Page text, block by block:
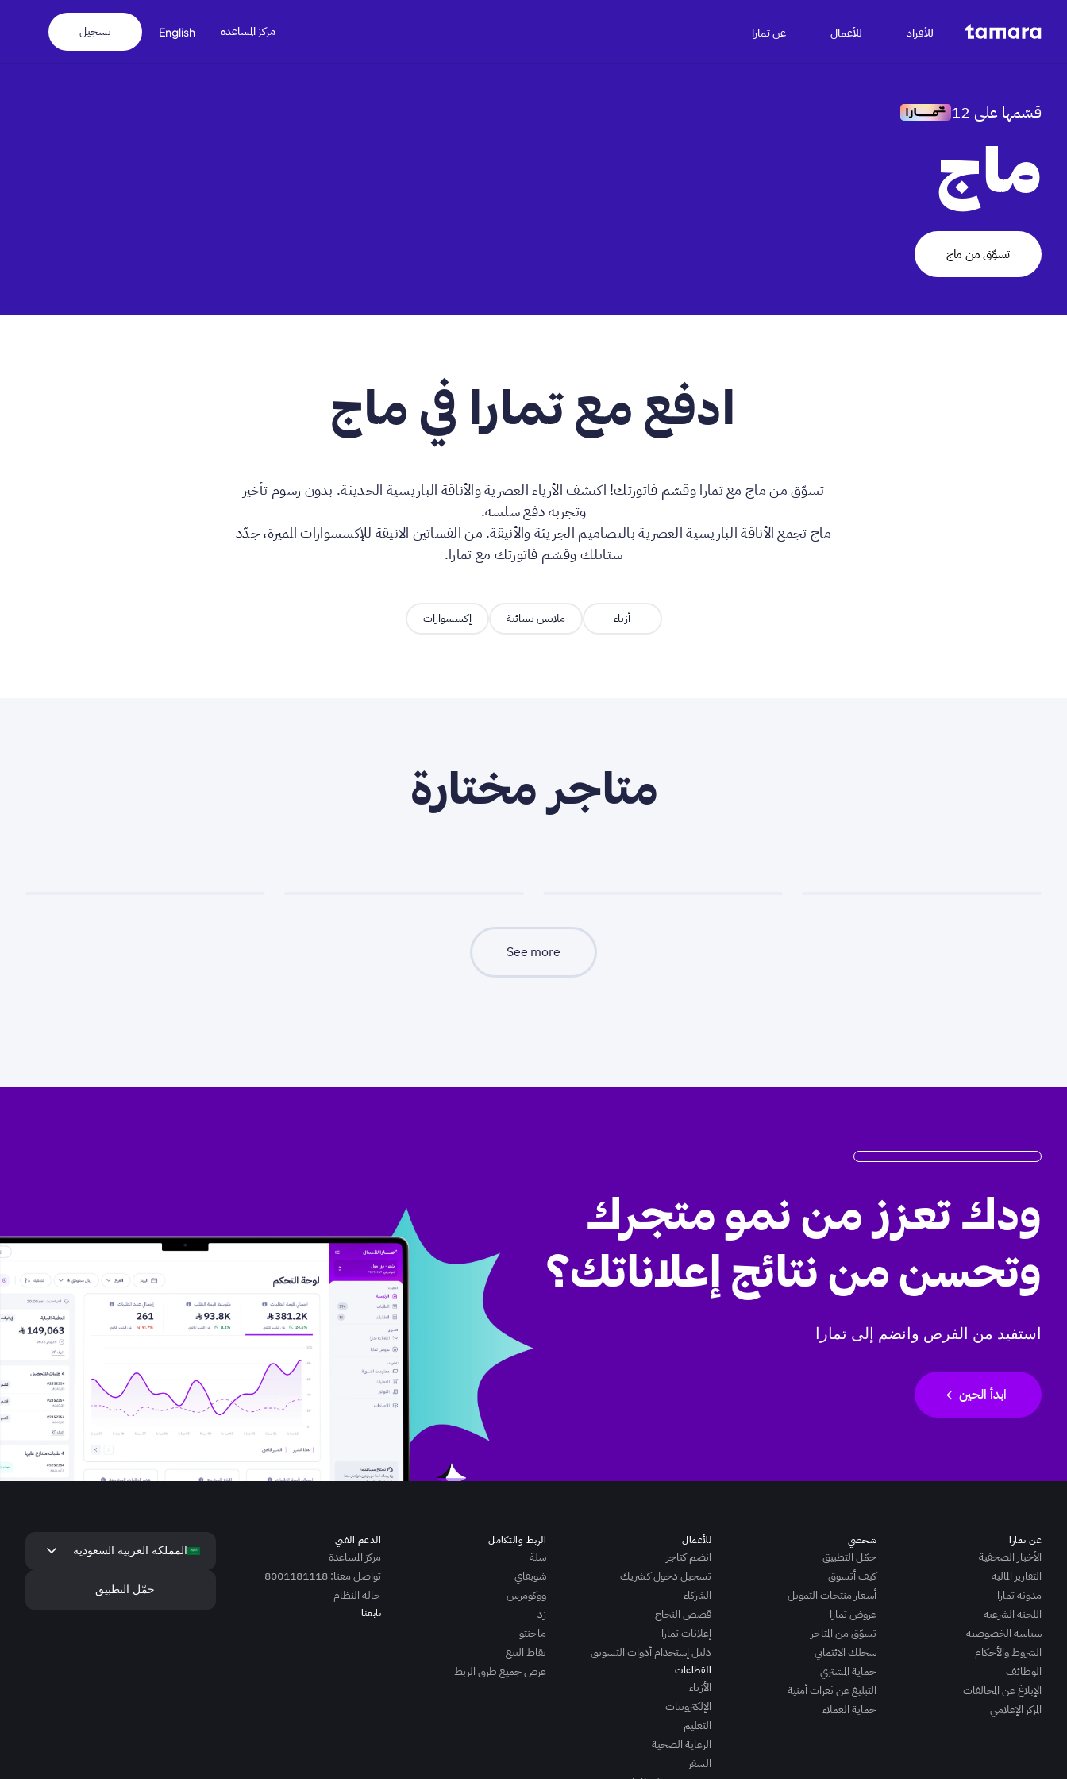
للأفراد للأعمال عن تمارا مركز المساعدة English تسجيل
قسّمها على 12
ماج
تسوّق من ماج
ادفع مع تمارا في ماج
تسوّق من ماج مع تمارا وقسّم فاتورتك! اكتشف الأزياء العصرية والأناقة الباريسية الحديثة. بدون رسوم تأخير
وتجربة دفع سلسة.
ماج تجمع الأناقة الباريسية العصرية بالتصاميم الجريئة والأنيقة. من الفساتين الانيقة للإكسسوارات المميزة، جدّد
ستايلك وقسّم فاتورتك مع تمارا.
أزياء ملابس نسائية إكسسوارات
متاجر مختارة
See more
ودك تعزز من نمو متجرك
وتحسن من نتائج إعلاناتك؟
استفيد من الفرص وانضم إلى تمارا
ابدأ الحين chevron_left
عن تمارا
الأخبار الصحفية
التقارير المالية
مدونة تمارا
اللجنة الشرعية
سياسة الخصوصية
الشروط والأحكام
الوظائف
الإبلاغ عن المخالفات
المركز الإعلامي
شخصي
حمّل التطبيق
كيف أتسوق
أسعار منتجات التمويل
عروض تمارا
تسوّق من المتاجر
سجلك الائتماني
حماية المشتري
التبليغ عن ثغرات أمنية
حماية العملاء
للأعمال
انضم كتاجر
تسجيل دخول كـشريك
الشركاء
قصص النجاح
إعلانات تمارا
دليل إستخدام أدوات التسويق
القطاعات
الأزياء
الإلكترونيات
التعليم
الرعاية الصحية
السفر
الربط والتكامل
سلة
شوبفاي
ووكومرس
زد
ماجنتو
نقاط البيع
عرض جميع طرق الربط
الدعم الفني
مركز المساعدة
تواصل معنا: 8001181118
حالة النظام
تابعنا
المملكة العربية السعودية keyboard_arrow_down
حمّل التطبيق